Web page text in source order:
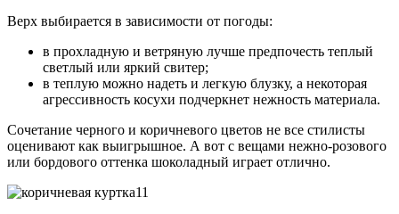
Верх выбирается в зависимости от погоды:
в прохладную и ветряную лучше предпочесть теплый
светлый или яркий свитер;
в теплую можно надеть и легкую блузку, а некоторая
агрессивность косухи подчеркнет нежность материала.
Сочетание черного и коричневого цветов не все стилисты
оценивают как выигрышное. А вот с вещами нежно-розового
или бордового оттенка шоколадный играет отлично.